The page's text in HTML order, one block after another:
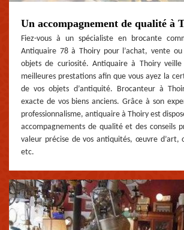
Un accompagnement de qualité à
Fiez-vous à un spécialiste en brocante
Antiquaire 78 à Thoiry pour l’achat, vente
objets de curiosité. Antiquaire à Thoiry
meilleures prestations afin que vous ayez la
de vos objets d’antiquité. Brocanteur à
exacte de vos biens anciens. Grâce à son
professionnalisme, antiquaire à Thoiry est
accompagnements de qualité et des conseils
valeur précise de vos antiquités, œuvre d’art,
etc.